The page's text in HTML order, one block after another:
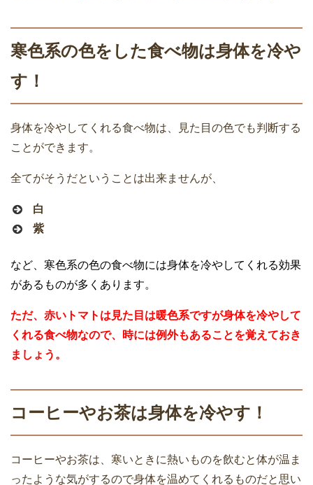
寒色系の色をした食べ物は身体を冷や
す！
身体を冷やしてくれる食べ物は、見た目の色でも判断する
ことができます。
全てがそうだということは出来ませんが、
白
紫
など、寒色系の色の食べ物には身体を冷やしてくれる効果
があるものが多くあります。
ただ、赤いトマトは見た目は暖色系ですが身体を冷やして
くれる食べ物なので、時には例外もあることを覚えておき
ましょう。
コーヒーやお茶は身体を冷やす！
コーヒーやお茶は、寒いときに熱いものを飲むと体が温ま
ったような気がするので身体を温めてくれるものだと思い